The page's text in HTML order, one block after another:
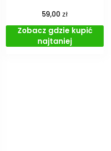
59,00zł
Zobacz gdzie kupić
najtaniej